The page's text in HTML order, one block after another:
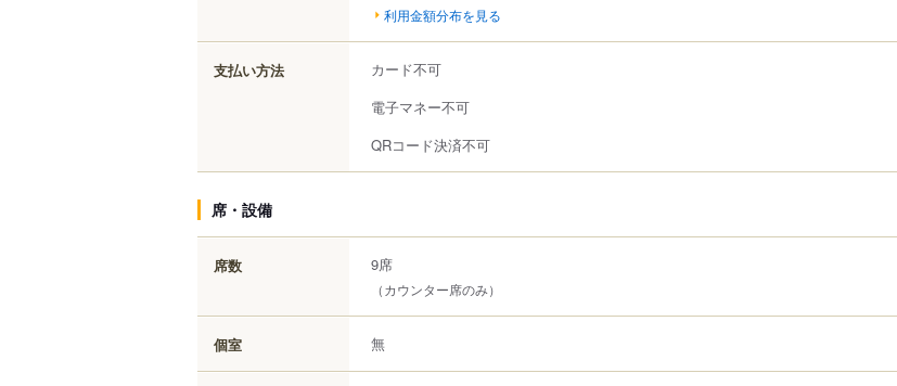
利用金額分布を見る
支払い方法
カード不可
電子マネー不可
QRコード決済不可
席・設備
席数 9席
（カウンター席のみ）
個室 無